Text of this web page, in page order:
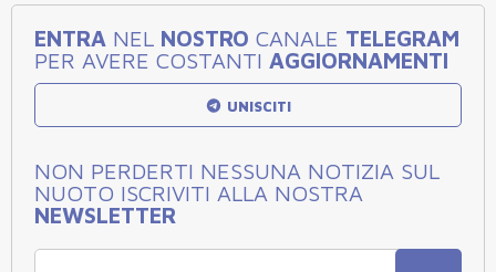
ENTRA NEL NOSTRO CANALE TELEGRAM
PER AVERE COSTANTI AGGIORNAMENTI
UNISCITI
NON PERDERTI NESSUNA NOTIZIA SUL
NUOTO ISCRIVITI ALLA NOSTRA
NEWSLETTER